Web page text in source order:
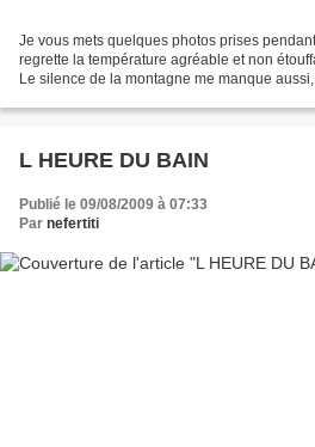
Je vous mets quelques photos prises
regrette la température agréable et non
Le silence de la montagne me manque
L HEURE DU BAIN
Publié le 09/08/2009 à 07:33
Par nefertiti